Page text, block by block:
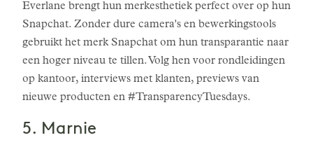
Everlane brengt hun merkesthetiek perfect over op hun
Snapchat. Zonder dure camera's en bewerkingstools
gebruikt het merk Snapchat om hun transparantie naar
een hoger niveau te tillen. Volg hen voor rondleidingen
op kantoor, interviews met klanten, previews van
nieuwe producten en #TransparencyTuesdays.
5. Marnie